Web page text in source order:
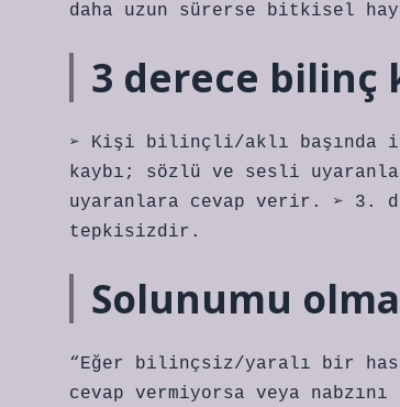
daha uzun sürerse bitkisel
3 derece bilinç
➢ Kişi bilinçli/aklı başında
kaybı; sözlü ve sesli
uyaranlara cevap verir. ➢ 3.
tepkisizdir.
Solunumu
“Eğer bilinçsiz/yaralı bir
cevap vermiyorsa veya